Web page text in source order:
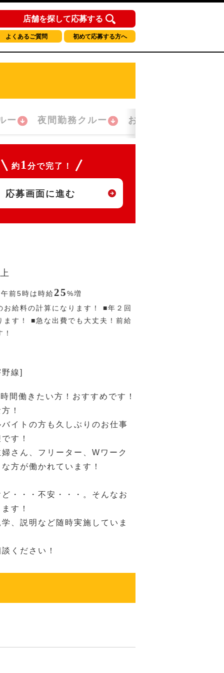
店舗を探して応募する
よくあるご質問 初めて応募する方へ
ー 夜間勤務クルー おかえり！クルー
約 1 分で完了！
応募画面に進む
前5時は時給25%増
お給料の計算になります！ ■年２回
ます！ ■急な出費でも大丈夫！前給
線]
間働きたい方！おすすめです！
！
イトの方も久しぶりのお仕事
す！
さん、フリーター、Wワーク
方が働かれています！
・・・不安・・・。そんなお
す！
、説明など随時実施していま
ください！